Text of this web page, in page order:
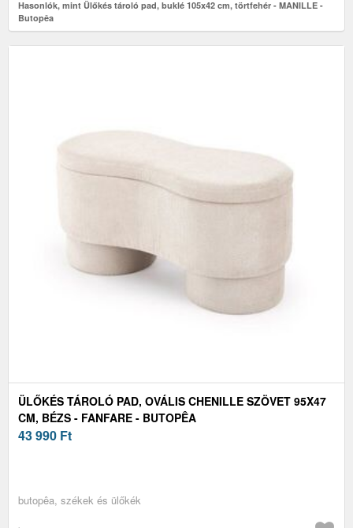
Hasonlók, mint Ülőkés tároló pad, buklé 105x42 cm, törtfehér - MANILLE -
Butopêa
ÜLŐKÉS TÁROLÓ PAD, OVÁLIS CHENILLE SZÖVET 95X47
CM, BÉZS - FANFARE - BUTOPÊA
43 990 Ft
butopêa, székek és ülőkék